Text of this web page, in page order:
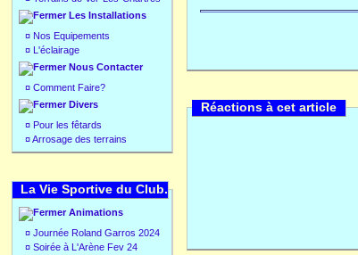
Les Installations
¤ Nos Equipements
¤ L'éclairage
Nous Contacter
¤ Comment Faire?
Divers
¤ Pour les fêtards
¤Arrosage des terrains
La Vie Sportive du Club.
Animations
¤ Journée Roland Garros 2024
¤ Soirée à L'Arène Fev 24
Réactions à cet article